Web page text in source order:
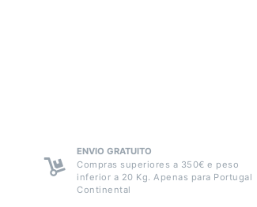
ENVIO GRATUITO
Compras superiores a 350€ e peso
inferior a 20 Kg. Apenas para Portugal
Continental